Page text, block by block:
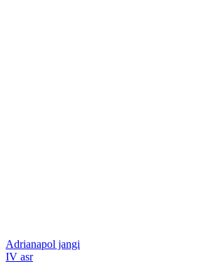
Adrianapol jangi
IV asr